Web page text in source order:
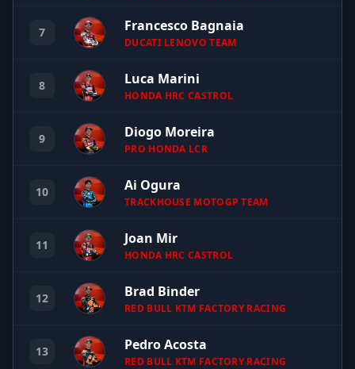
7 Francesco Bagnaia
DUCATI LENOVO TEAM
8 Luca Marini
HONDA HRC CASTROL
9 Diogo Moreira
PRO HONDA LCR
10 Ai Ogura
TRACKHOUSE MOTOGP TEAM
11 Joan Mir
HONDA HRC CASTROL
12 Brad Binder
RED BULL KTM FACTORY RACING
13 Pedro Acosta
RED BULL KTM FACTORY RACING